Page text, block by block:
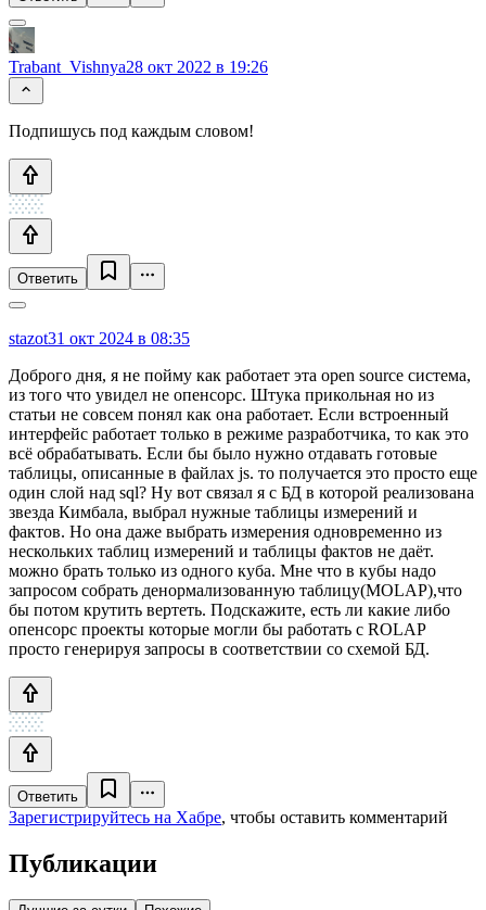
Trabant_Vishnya28 окт 2022 в 19:26
Подпишусь под каждым словом!
Ответить
stazot31 окт 2024 в 08:35
Доброго дня, я не пойму как работает эта open source система,
из того что увидел не опенсорс. Штука прикольная но из
статьи не совсем понял как она работает. Если встроенный
интерфейс работает только в режиме разработчика, то как это
всё обрабатывать. Если бы было нужно отдавать готовые
таблицы, описанные в файлах js. то получается это просто еще
один слой над sql? Ну вот связал я с БД в которой реализована
звезда Кимбала, выбрал нужные таблицы измерений и
фактов. Но она даже выбрать измерения одновременно из
нескольких таблиц измерений и таблицы фактов не даёт.
можно брать только из одного куба. Мне что в кубы надо
запросом собрать денормализованную таблицу(MOLAP),что
бы потом крутить вертеть. Подскажите, есть ли какие либо
опенсорс проекты которые могли бы работать с ROLAP
просто генерируя запросы в соответствии со схемой БД.
Ответить
Зарегистрируйтесь на Хабре, чтобы оставить комментарий
Публикации